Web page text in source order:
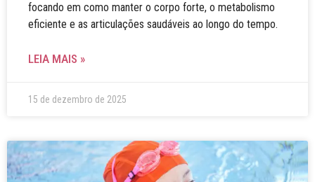
focando em como manter o corpo forte, o metabolismo
eficiente e as articulações saudáveis ao longo do tempo.
LEIA MAIS »
15 de dezembro de 2025